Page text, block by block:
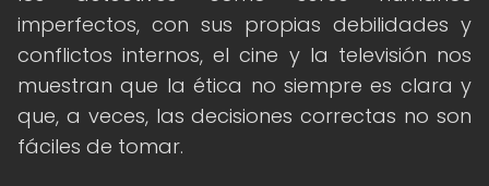
imperfectos, con sus propias debilidades y
conflictos internos, el cine y la televisión nos
muestran que la ética no siempre es clara y
que, a veces, las decisiones correctas no son
fáciles de tomar.